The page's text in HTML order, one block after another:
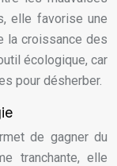
elle favorise une
la croissance des
écologique, car
pour désherber.
de gagner du
tranchante, elle